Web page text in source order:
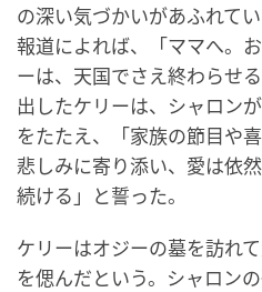
の深い気づかいがあふれて
報道によれば、「ママへ。
ーは、天国でさえ終わらせ
出したケリーは、シャロン
をたたえ、「家族の節目や
悲しみに寄り添い、愛は依
続ける」と誓った。
ケリーはオジーの墓を訪れ
を偲んだという。シャロン